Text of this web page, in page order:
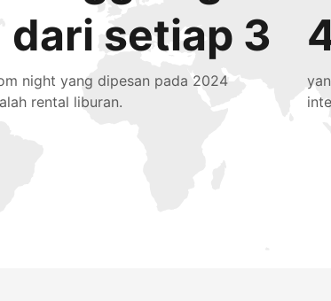
dari setiap 3
night yang dipesan pada 2024
rental liburan.